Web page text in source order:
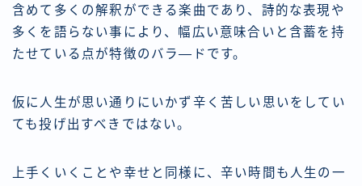
含めて多くの解釈ができる楽曲であり、詩的な表現や
多くを語らない事により、幅広い意味合いと含蓄を持
たせている点が特徴のバラ―ドです。
仮に人生が思い通りにいかず辛く苦しい思いをしてい
ても投げ出すべきではない。
上手くいくことや幸せと同様に、辛い時間も人生の一